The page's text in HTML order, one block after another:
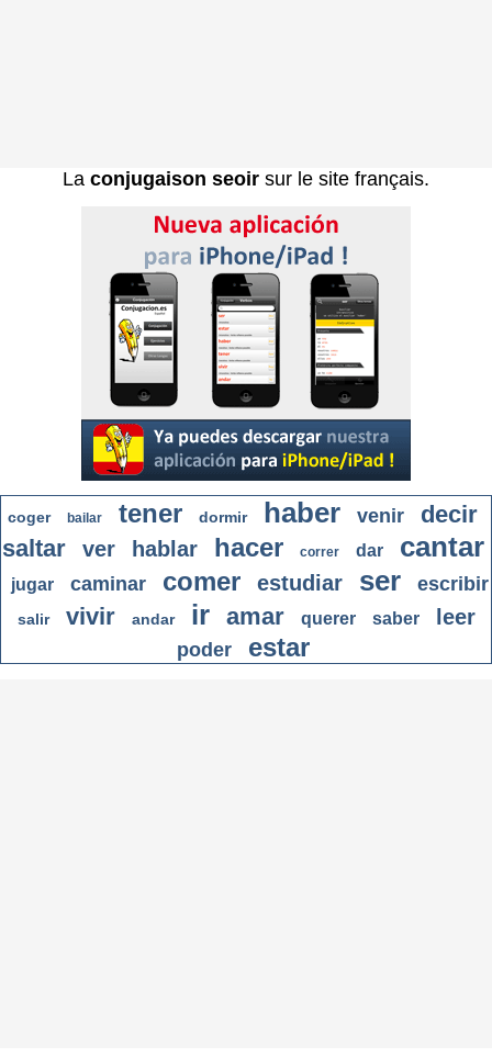
La conjugaison seoir sur le site français.
coger bailar tener dormir haber venir
decir
saltar
ver hablar hacer correr dar cantar
jugar caminar comer estudiar ser escribir
salir vivir andar ir amar querer saber leer
poder estar